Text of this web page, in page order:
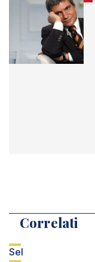
Correlati
Sel